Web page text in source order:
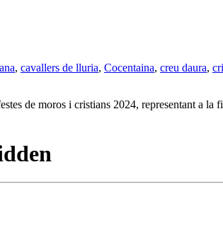
, cavallers de lluria, Cocentaina, creu daura,
de moros i cristians 2024, representant a